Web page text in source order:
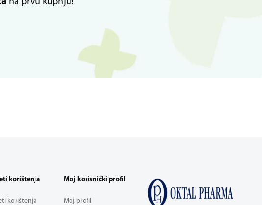
na prvu kupnju!
korištenja
korištenja
Moj korisnički profil
Moj profil